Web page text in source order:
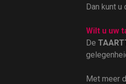
Dan kunt
Wilt u uw
De
Met meer